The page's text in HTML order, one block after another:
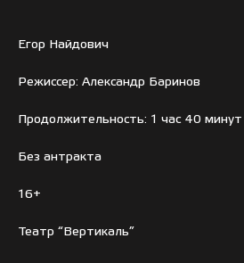
Егор Найдович
Режиссер: Александр Баринов
Продолжительность: 1 час 40 минут
Без антракта
16+
Театр “Вертикаль”